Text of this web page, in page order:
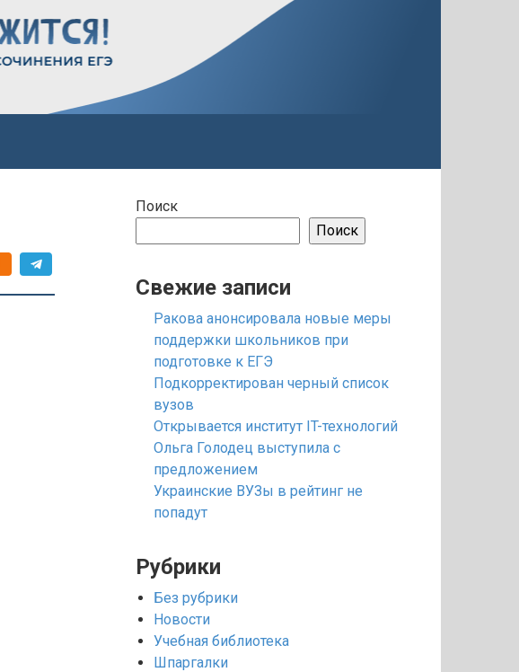
Поиск
Поиск
Свежие записи
Ракова анонсировала новые меры
поддержки школьников при
подготовке к ЕГЭ
Подкорректирован черный список
вузов
Открывается институт IT-технологий
Ольга Голодец выступила с
предложением
Украинские ВУЗы в рейтинг не
попадут
Рубрики
Без рубрики
Новости
Учебная библиотека
Шпаргалки